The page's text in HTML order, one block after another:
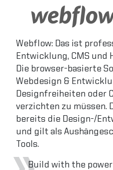
Webflow: Das ist
Entwicklung, CMS und
Die browser-basierte
Webdesign &
Designfreiheiten oder
verzichten zu müssen.
bereits die Design-/
und gilt als
Tools.
Build with the